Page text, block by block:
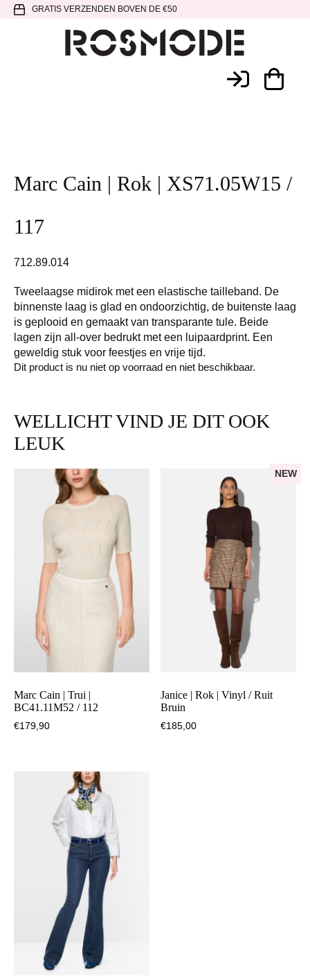
Spring
hoofdnavigatie
Door
SpringGRATIS VERZENDEN BOVEN DE €50
Marc Cain | Rok | XS71.05W15 /
117
712.89.014
Tweelaagse midirok met een elastische tailleband. De
binnenste laag is glad en ondoorzichtig, de buitenste laag
is geplooid en gemaakt van transparante tule. Beide
lagen zijn all-over bedrukt met een luipaardprint. Een
geweldig stuk voor feestjes en vrije tijd.
Dit product is nu niet op voorraad en niet beschikbaar.
WELLICHT VIND JE DIT OOK
LEUK
Marc Cain | Trui |
BC41.11M52 / 112
€179,90
NEW
Janice | Rok | Vinyl / Ruit
Bruin
€185,00